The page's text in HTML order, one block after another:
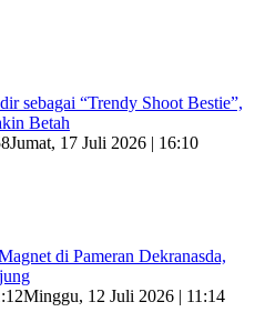
sebagai “Trendy Shoot Bestie”,
Betah
Jumat, 17 Juli 2026 | 16:10
di Pameran Dekranasda,
Minggu, 12 Juli 2026 | 11:14